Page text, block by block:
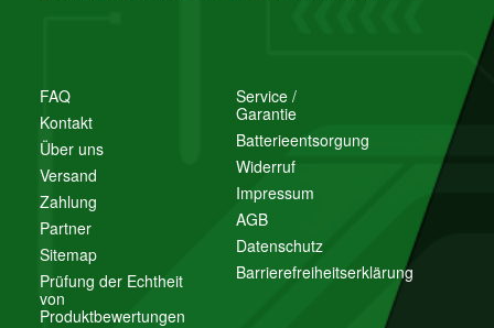
FAQ
Kontakt
Über uns
Versand
Zahlung
Partner
Sitemap
Prüfung der Echtheit
von
Produktbewertungen
Service /
Garantie
Batterieentsorgung
Widerruf
Impressum
AGB
Datenschutz
Barrierefreiheitserklärung